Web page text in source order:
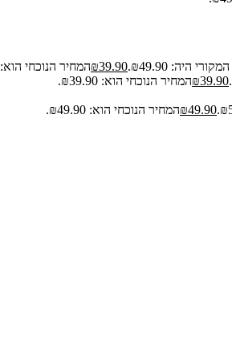
היה: ₪49.90. ₪39.90
המחיר הנוכחי הוא: ₪39.90.
₪39.90
המחיר הנוכחי הוא: ₪39.90.
₪49.90
המחיר הנוכחי הוא: ₪49.90.